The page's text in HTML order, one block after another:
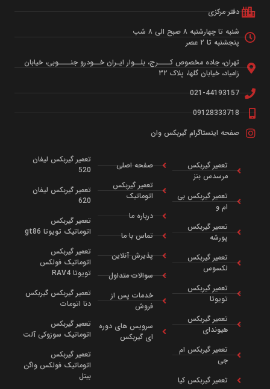
مرکزی
تا چهارشنبه ۸ صبح الی ۸ شب
تا ۲ عصر
جاده مخصوص کــــرج، بلــوار ایـران خــودرو جنــــوبی، خیابان
خیابان گلها، پلاک ۳۲
021-
اینستاگرام گیربکس وان
تعمیر گیربکس
مرسدس بنز
تعمیر گیربکس بی
تعمیر گیربکس
تعمیر گیربکس
لکسوس
تعمیر گیربکس
تعمیر گیربکس
هیوندای
تعمیر گیربکس ام
تعمیر گیربکس کیا
صفحه اصلی
تعمیر گیربکس
اتوماتیک
درباره ما
تماس با ما
پذیرش آنلاین
سوالات متداول
خدمات پس از
سرویس‌ های دوره‌
ای گیربکس
تعمیر گیربکس لیفان
520
تعمیر گیربکس لیفان
تعمیر گیربکس
اتوماتیک تویوتا gt86
تعمیر گیربکس
اتوماتیک فولکس
تویوتا RAV4
تعمیر گیربکس گیربکس
دنا اتومات
تعمیر گیربکس
اتوماتیک سوزوکی آلت
تعمیر گیربکس
اتوماتیک فولکس واگن